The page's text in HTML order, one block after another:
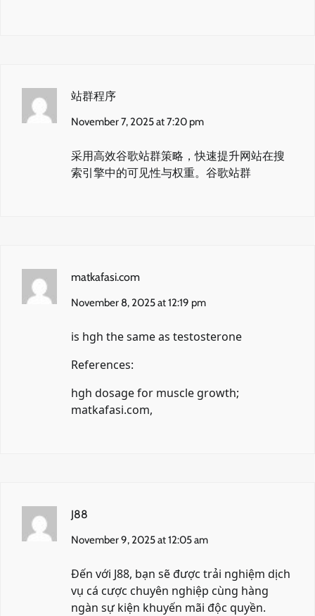
站群程序
November 7, 2025 at 7:20 pm
采用高效谷歌站群策略，快速提升网站在搜
索引擎中的可见性与权重。 谷歌站群
matkafasi.com
November 8, 2025 at 12:19 pm
is hgh the same as testosterone
References:
hgh dosage for muscle growth;
matkafasi.com,
J88
November 9, 2025 at 12:05 am
Đến với J88, bạn sẽ được trải nghiệm dịch
vụ cá cược chuyên nghiệp cùng hàng
ngàn sự kiện khuyến mãi độc quyền.